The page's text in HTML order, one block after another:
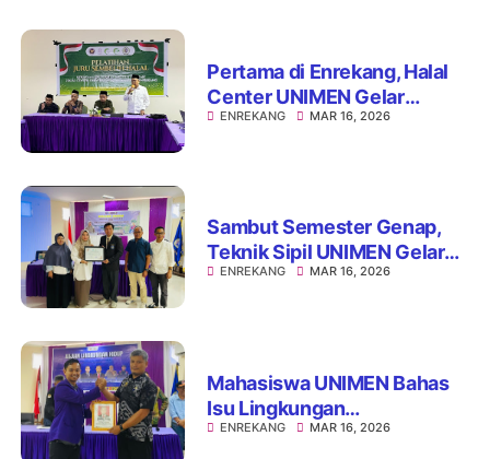
Pertama di Enrekang, Halal
Center UNIMEN Gelar
Pelatihan Juru Sembelih
ENREKANG MAR 16, 2026
Sambut Semester Genap,
Teknik Sipil UNIMEN Gelar
Kuliah Umum Persiapan
ENREKANG MAR 16, 2026
Mahasiswa UNIMEN Bahas
Isu Lingkungan
Kontemporer di Enrekang
ENREKANG MAR 16, 2026